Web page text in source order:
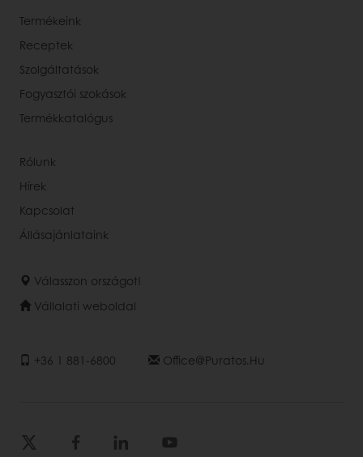
Termékeink
Receptek
Szolgáltatások
Fogyasztói szokások
Termékkatalógus
Rólunk
Hírek
Kapcsolat
Állásajánlataink
Válasszon országot!
Vállalati weboldal
+36 1 881-6800 Office@puratos.hu